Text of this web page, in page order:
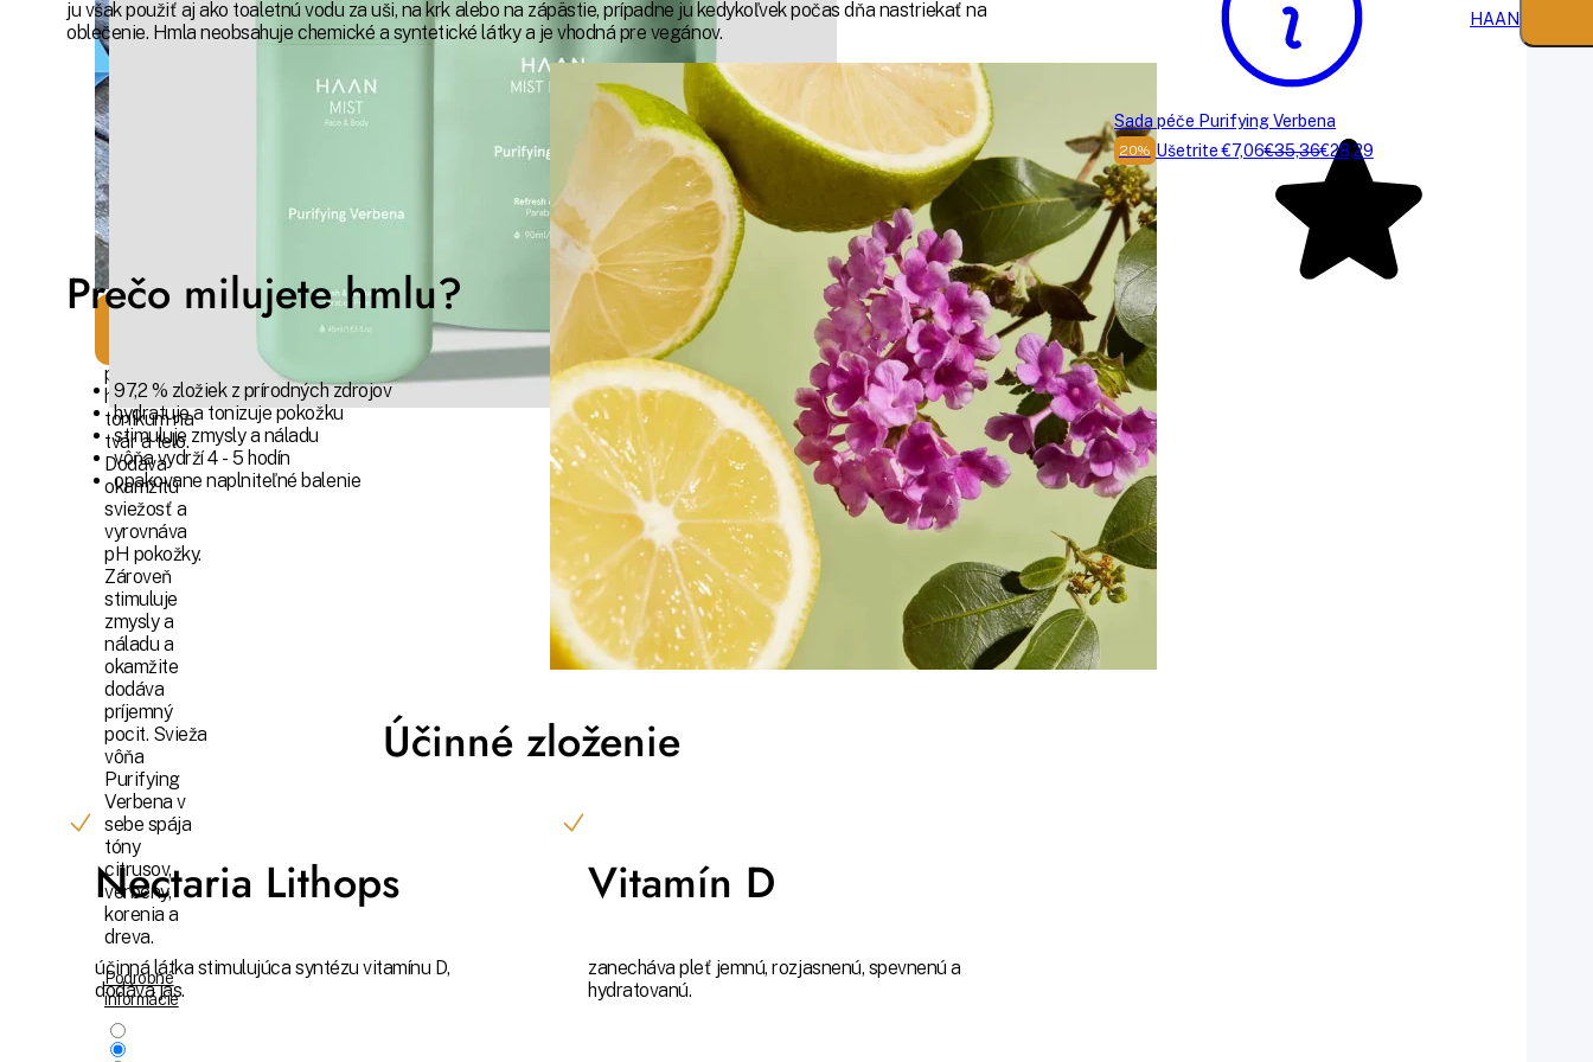
Verbena
pôsobí ako
hydratačné
tonikum na
tvár a telo.
Dodáva
okamžitú
sviežosť a
vyrovnáva
pH pokožky.
Zároveň
stimuluje
zmysly a
náladu a
okamžite
dodáva
príjemný
pocit. Svieža
vôňa
Purifying
Verbena v
sebe spája
tóny
citrusov,
verbeny,
korenia a
dreva.
Podrobné
informácie
ju však použiť aj ako toaletnú vodu za uši, na krk alebo na zápästie, prípadne ju kedykoľvek počas dňa nastriekať na
oblečenie. Hmla neobsahuje chemické a syntetické látky a je vhodná pre vegánov.
Prečo milujete hmlu?
97,2 % zložiek z prírodných zdrojov
hydratuje a tonizuje pokožku
stimuluje zmysly a náladu
vôňa vydrží 4 - 5 hodín
opakovane naplniteľné balenie
Účinné zloženie
Nectaria Lithops
účinná látka stimulujúca syntézu vitamínu D,
dodáva jas.
Vitamín D
zanecháva pleť jemnú, rozjasnenú, spevnenú a
hydratovanú.
HAAN
Sada péče Purifying Verbena
20% Ušetrite €7,06€35,36€28,29